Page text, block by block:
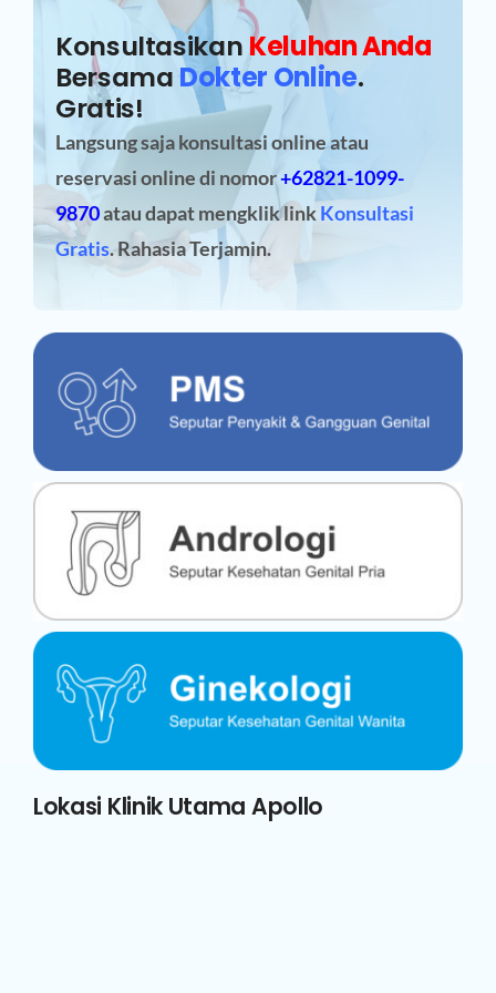
Konsultasikan Keluhan Anda
BersamaDokter Online.
Gratis!
Langsung saja konsultasi online atau
reservasi onlinedi nomor+62821-1099-
9870atau dapat mengklik linkKonsultasi
Gratis. Rahasia Terjamin.
Lokasi Klinik Utama Apollo